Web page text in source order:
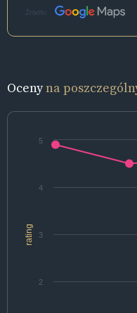
Źródło:
Ocenyna
rating
2
3
4
5